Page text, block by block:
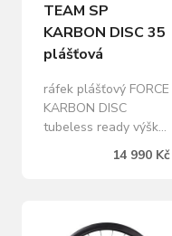
TEAM SP
KARBON DISC 35
plášťová
ráfek plášťový FORCE
KARBON DISC
tubeless ready výška:
35 mm, vnitřní šířka
21mm, asymetrický
ROAD DISC SP černé
14 990 Kč